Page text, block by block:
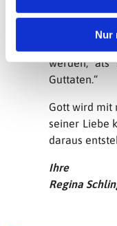
Nur
„Ich glaube,
Irrtümer
werden, als
Guttaten.“
Gott wird mit
seiner Liebe
daraus
Ihre
Regina